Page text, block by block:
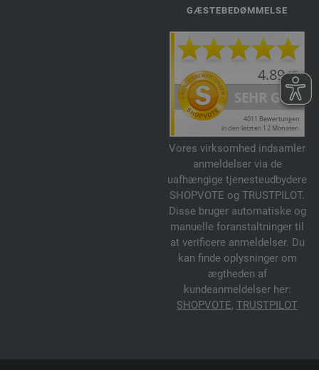
GÆSTEBEDØMMELSE
Vores virksomhed indsamler
anmeldelser via de
uafhængige tjenesteudbydere
SHOPVOTE og TRUSTPILOT.
Disse bruger automatiske og
manuelle foranstaltninger til
at verificere anmeldelser. Du
kan finde oplysninger om
ægtheden af
kundeanmeldelser her:
SHOPVOTE, TRUSTPILOT